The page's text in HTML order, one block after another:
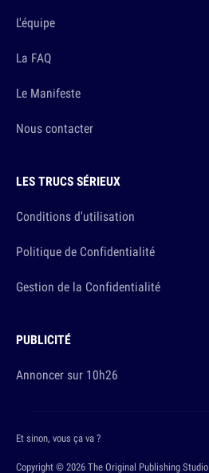
L'équipe
La FAQ
Le Manifeste
Nous contacter
LES TRUCS SÉRIEUX
Conditions d'utilisation
Politique de Confidentialité
Gestion de la Confidentialité
PUBLICITÉ
Annoncer sur 10h26
Copyright © 2026 The Original Publishing Studio
Et sinon, vous ça va ?